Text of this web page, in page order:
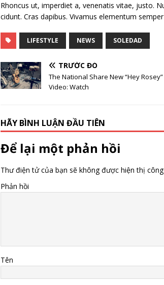
Rhoncus ut, imperdiet a, venenatis vitae, justo.
cidunt. Cras dapibus. Vivamus elementum
LIFESTYLE NEWS SOLEDAD
TRƯỚC ĐÓ
The National Share New “Hey Rosey”
Video: Watch
HÃY BÌNH LUẬN ĐẦU TIÊN
Để lại một phản hồi
Thư điện tử của bạn sẽ không được hiện thị công
Phản hồi
Tên